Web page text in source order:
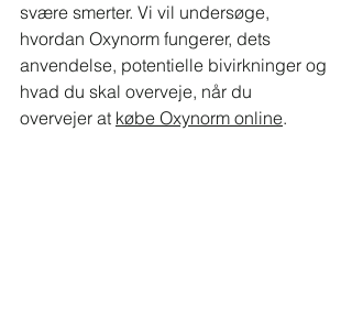
svære smerter. Vi vil undersøge,
hvordan Oxynorm fungerer, dets
anvendelse, potentielle bivirkninger og
hvad du skal overveje, når du
overvejer at købe Oxynorm online.